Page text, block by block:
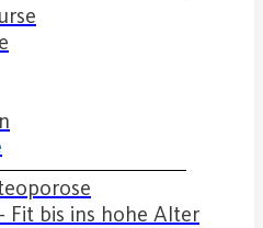
Fit bis ins hohe Alter